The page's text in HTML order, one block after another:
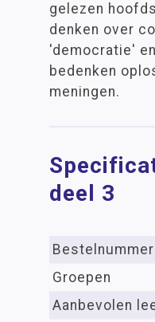
gelezen
denken over
'democratie'
bedenken
meningen.
deel 3
Bestelnummer
Groepen
Aanbevolen